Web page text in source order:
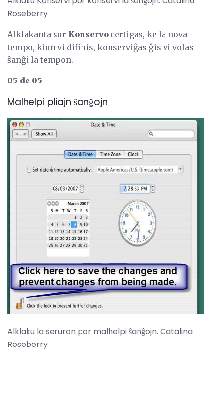
Roseberry
Alklakanta sur Konservo certigas, ke la nova
tempo, kiun vi difinis, konserviĝas ĝis vi volas
ŝanĝi la tempon.
05 de 05
Malhelpi pliajn ŝanĝojn
Alklaku la seruron por malhelpi ŝanĝojn. Catalina
Roseberry